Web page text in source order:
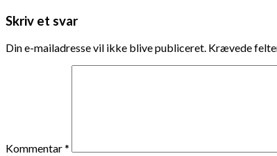
Skriv et svar
Din e-mailadresse vil ikke blive publiceret. Krævede
Kommentar*